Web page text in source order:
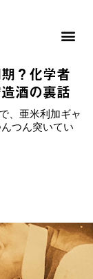
？化学者
酒の裏話
、亜米利加ギャ
つん突いてい